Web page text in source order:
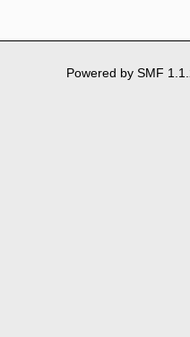
Powered by SMF